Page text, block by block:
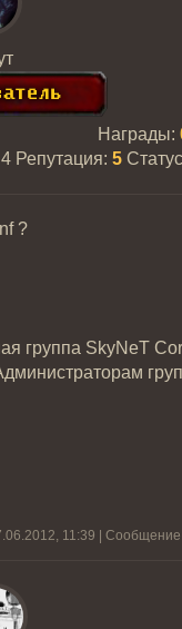
4
Награды:
Репутация: 5
?
группа SkyNeT
11:39 |